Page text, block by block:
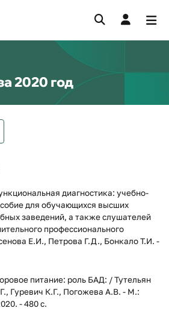
2020 год
диагностика: учебно-
для обучающихся высших
заведений, а также слушателей
профессионального
Е.И., Петрова Г.Д., Бонкало Т.И. -
питание: роль БАД: / Тутельян
Гуревич К.Г., Погожева А.В. - М.:
- 480 с.